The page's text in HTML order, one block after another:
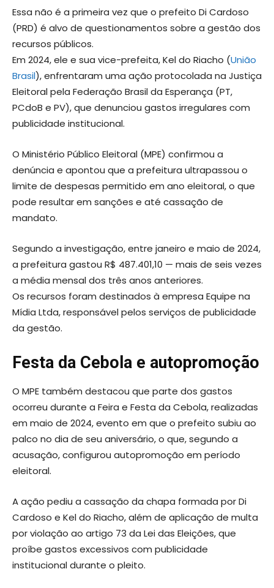
Essa não é a primeira vez que o prefeito Di Cardoso
(PRD) é alvo de questionamentos sobre a gestão dos
recursos públicos.
Em 2024, ele e sua vice-prefeita, Kel do Riacho (União
Brasil), enfrentaram uma ação protocolada na Justiça
Eleitoral pela Federação Brasil da Esperança (PT,
PCdoB e PV), que denunciou gastos irregulares com
publicidade institucional.
O Ministério Público Eleitoral (MPE) confirmou a
denúncia e apontou que a prefeitura ultrapassou o
limite de despesas permitido em ano eleitoral, o que
pode resultar em sanções e até cassação de
mandato.
Segundo a investigação, entre janeiro e maio de 2024,
a prefeitura gastou R$ 487.401,10 — mais de seis vezes
a média mensal dos três anos anteriores.
Os recursos foram destinados à empresa Equipe na
Mídia Ltda, responsável pelos serviços de publicidade
da gestão.
Festa da Cebola e autopromoção
O MPE também destacou que parte dos gastos
ocorreu durante a Feira e Festa da Cebola, realizadas
em maio de 2024, evento em que o prefeito subiu ao
palco no dia de seu aniversário, o que, segundo a
acusação, configurou autopromoção em período
eleitoral.
A ação pediu a cassação da chapa formada por Di
Cardoso e Kel do Riacho, além de aplicação de multa
por violação ao artigo 73 da Lei das Eleições, que
proíbe gastos excessivos com publicidade
institucional durante o pleito.